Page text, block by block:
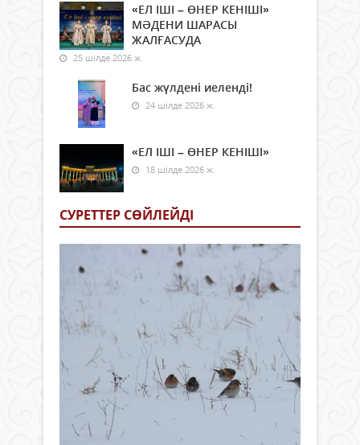
«ЕЛ ІШІ – ӨНЕР КЕНІШІ»
МӘДЕНИ ШАРАСЫ
ЖАЛҒАСУДА
25 шілде 2026 ж.
Бас жүлдені иеленді!
24 шілде 2026 ж.
«ЕЛ ІШІ – ӨНЕР КЕНІШІ»
18 шілде 2026 ж.
СУРЕТТЕР СӨЙЛЕЙДI